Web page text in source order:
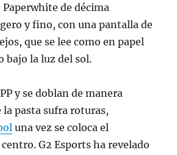
de décima
y fino, con una pantalla de
que se lee como en papel
bajo la luz del sol.
y se doblan de manera
la pasta sufra roturas,
una vez se coloca el
G2 Esports ha revelado